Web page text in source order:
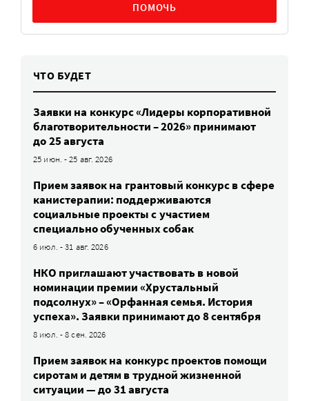
ПОМОЧЬ
ЧТО БУДЕТ
Заявки на конкурс «Лидеры корпоративной
благотворительности – 2026» принимают
до 25 августа
25 июн. - 25 авг. 2026
Прием заявок на грантовый конкурс в сфере
канистерапии: поддерживаются
социальные проекты с участием
специально обученных собак
6 июл. - 31 авг. 2026
НКО приглашают участвовать в новой
номинации премии «Хрустальный
подсолнух» – «Орфанная семья. История
успеха». Заявки принимают до 8 сентября
8 июл. - 8 сен. 2026
Прием заявок на конкурс проектов помощи
сиротам и детям в трудной жизненной
ситуации — до 31 августа